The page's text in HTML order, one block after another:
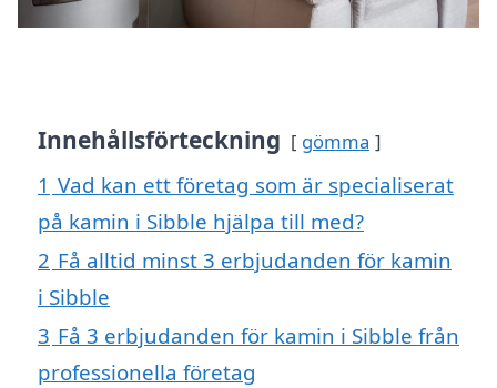
Innehållsförteckning gömma
1 Vad kan ett företag som är specialiserat
på kamin i Sibble hjälpa till med?
2 Få alltid minst 3 erbjudanden för kamin
i Sibble
3 Få 3 erbjudanden för kamin i Sibble från
professionella företag